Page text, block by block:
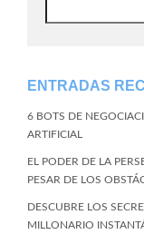
ENTRADAS
6 BOTS DE
ARTIFICIAL
EL PODER DE LA
PESAR DE LOS
DESCUBRE LOS
MILLONARIO